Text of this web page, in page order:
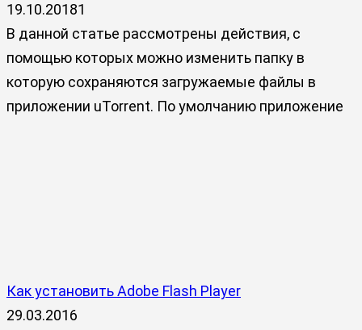
19.10.20181
В данной статье рассмотрены действия, с
помощью которых можно изменить папку в
которую сохраняются загружаемые файлы в
приложении uTorrent. По умолчанию приложение
Как установить Adobe Flash Player
29.03.2016